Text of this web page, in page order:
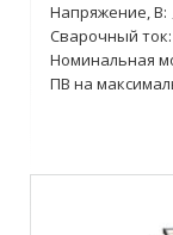
Напряжение, В:
Сварочный ток:
Номинальная
ПВ на